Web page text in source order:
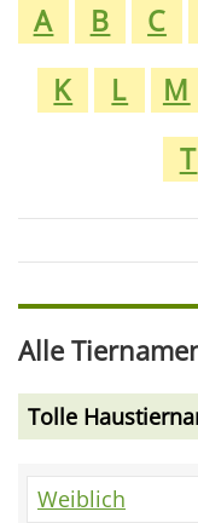
A
B C
K
L M
T
Alle
Tolle
Weiblich